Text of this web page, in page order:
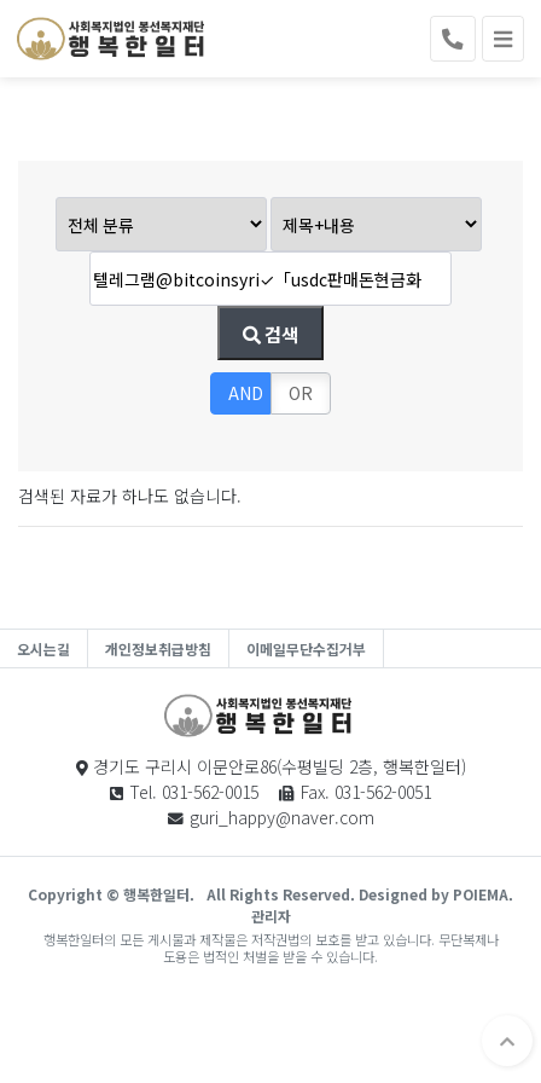
검색
AND OR
검색된 자료가 하나도 없습니다.
오시는길 개인정보취급방침 이메일무단수집거부
경기도 구리시 이문안로86(수평빌딩 2층, 행복한일터)
Tel. 031-562-0015
Fax. 031-562-0051
guri_happy@naver.com
Copyright © 행복한일터.
All Rights Reserved. Designed by POIEMA.
관리자
행복한일터의 모든 게시물과 제작물은 저작권법의 보호를 받고 있습니다. 무단복제나
도용은 법적인 처벌을 받을 수 있습니다.